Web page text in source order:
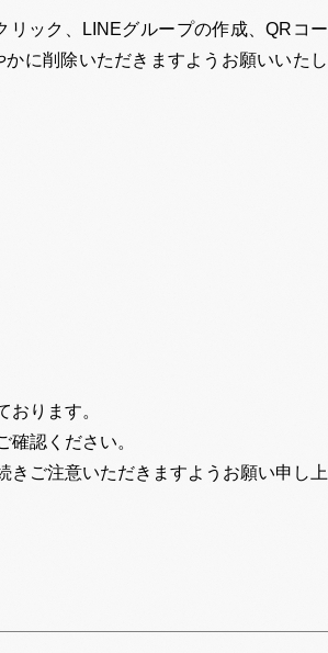
ック、LINEグループの作成、QRコー
に削除いただきますようお願いいたし
ります。
認ください。
きご注意いただきますようお願い申し上